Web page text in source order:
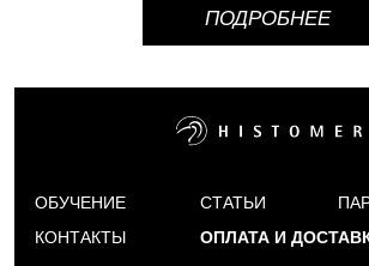
ПОДРОБНЕЕ
ОБУЧЕНИЕ
КОНТАКТЫ
СТАТЬИ
ОПЛАТА И